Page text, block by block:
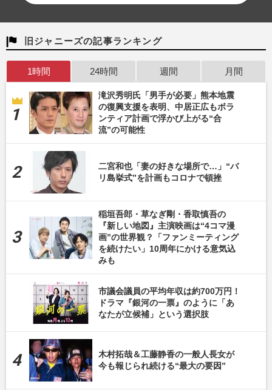
旧ジャニーズの記事ランキング
1時間 24時間 週間 月間
滝沢秀明氏「男手が必要」熊本地震
の復興支援を表明、中居正広もボラ
ンティア計画で浮かび上がる“合
流”の可能性
二宮和也「妻の好きな場所で…」“バ
リ島挙式”を計画もコロナで頓挫
稲垣吾郎・草なぎ剛・香取慎吾の
『新しい地図』主演映画は“4コマ漫
画”の世界観？「ファンミーティング
を続けたい」10周年にかける意気込
みも
市議会議員の平均年収は約700万円！
ドラマ『銀河の一票』のように「あ
なたが立候補」という選択肢
木村拓哉＆工藤静香の一般人長女が
今も報じられ続ける“最大の要因”